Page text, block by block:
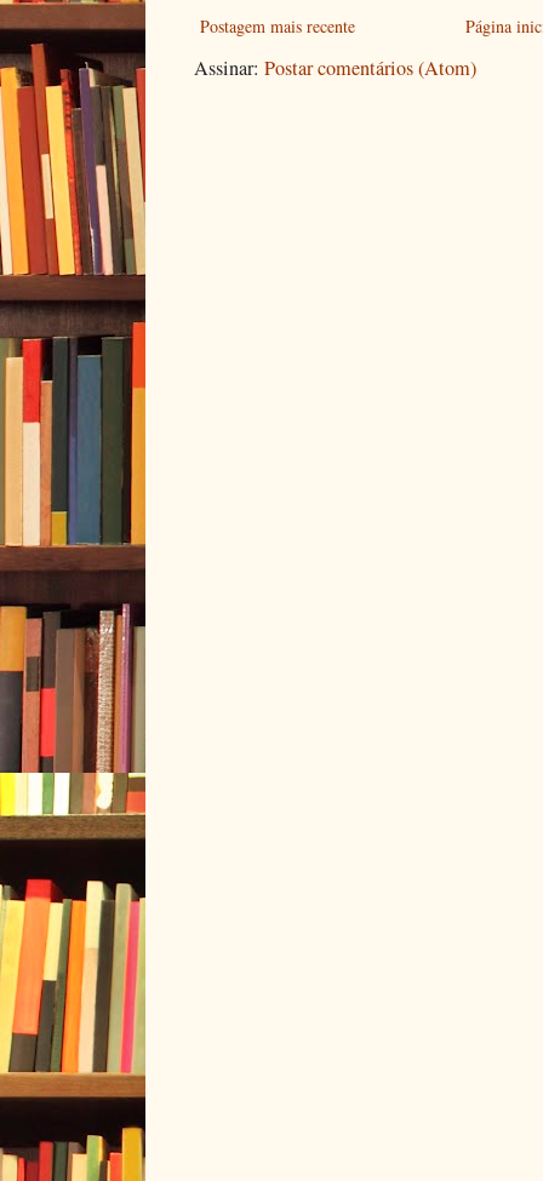
Postagem mais recente Página
Assinar: Postar comentários (Atom)